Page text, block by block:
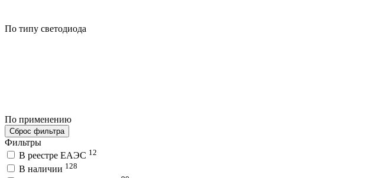
По типу светодиода
По применению
Сброс фильтра
Фильтры
В реестре ЕАЭС 12
В наличии 128